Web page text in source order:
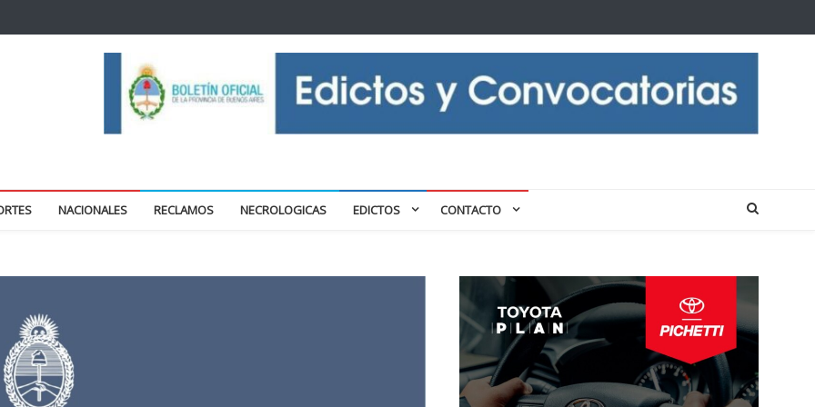
NACIONALES RECLAMOS NECROLOGICAS EDICTOS CONTACTO